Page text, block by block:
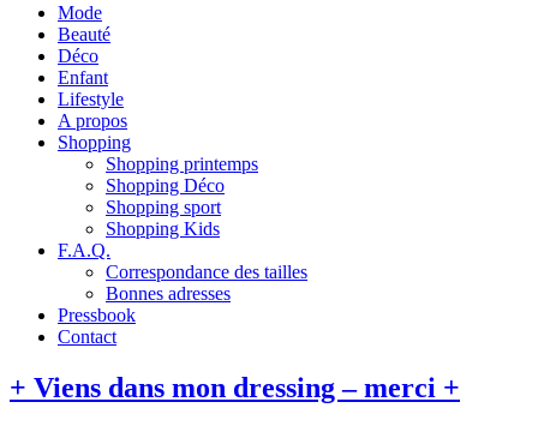
Mode
Beauté
Déco
Enfant
Lifestyle
A propos
Shopping
Shopping printemps
Shopping Déco
Shopping sport
Shopping Kids
F.A.Q.
Correspondance des tailles
Bonnes adresses
Pressbook
Contact
+ Viens dans mon dressing – merci +